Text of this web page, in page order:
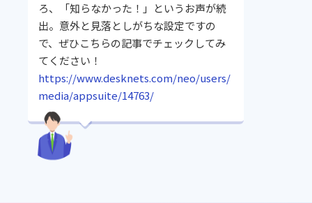
ろ、「知らなかった！」というお声が続
出。意外と見落としがちな設定ですの
で、ぜひこちらの記事でチェックしてみ
てください！
https://www.desknets.com/neo/users/
media/appsuite/14763/